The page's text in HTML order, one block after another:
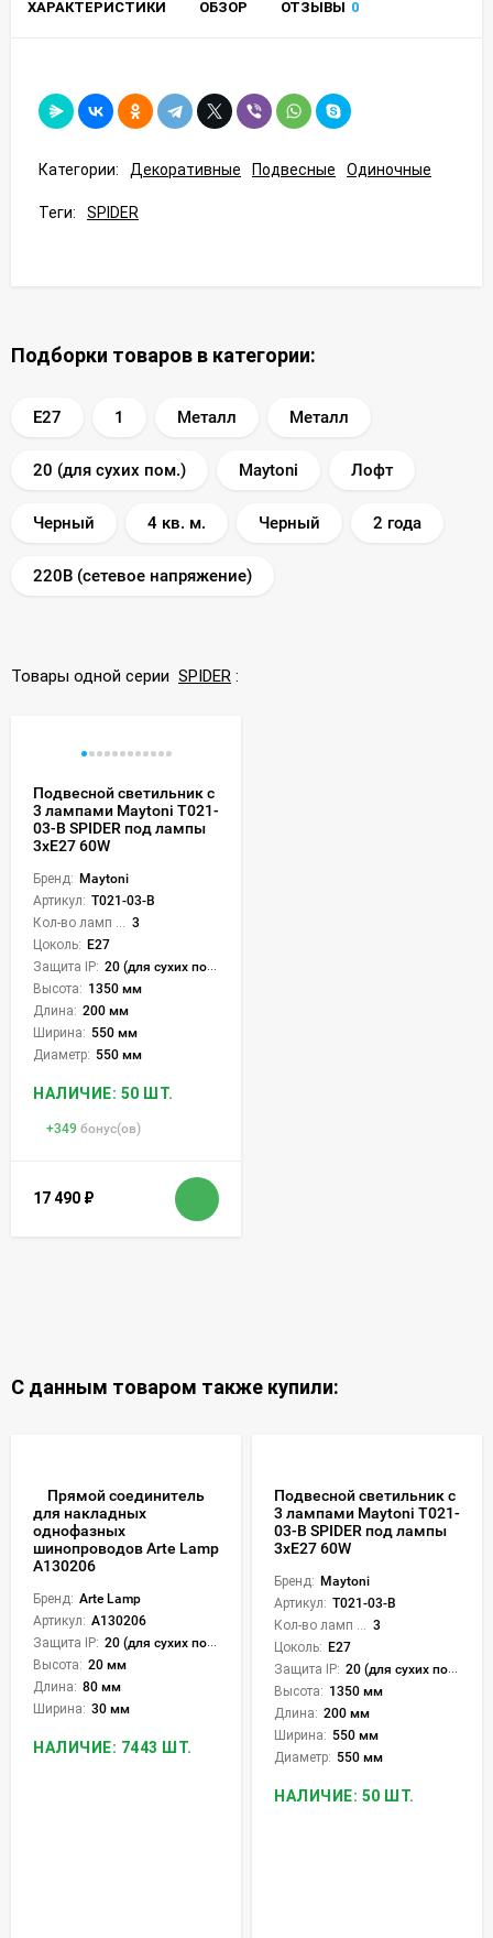
ХАРАКТЕРИСТИКИ ОБЗОР ОТЗЫВЫ 0
Категории: Декоративные Подвесные Одиночные
Теги: SPIDER
Подборки товаров в категории:
E27 1 Металл Металл
20 (для сухих пом.) Maytoni Лофт
Черный 4 кв. м. Черный 2 года
220В (сетевое напряжение)
Товары одной серии SPIDER :
Подвесной светильник с
3 лампами Maytoni T021-
03-B SPIDER под лампы
3xE27 60W
Бренд: Maytoni
Артикул: T021-03-B
3
Цоколь: E27
Защита IP: 20 (для сухих пом.)
Высота: 1350 мм
Длина: 200 мм
Ширина: 550 мм
Диаметр: 550 мм
НАЛИЧИЕ: 50 ШТ.
+349 бонус(ов)
17 490 ₽
С данным товаром также купили:
Прямой соединитель
для накладных
однофазных
шинопроводов Arte Lamp
A130206
Бренд: Arte Lamp
Артикул: A130206
Защита IP: 20 (для сухих пом.)
Высота: 20 мм
Длина: 80 мм
Ширина: 30 мм
НАЛИЧИЕ: 7443 ШТ.
Подвесной светильник с
3 лампами Maytoni T021-
03-B SPIDER под лампы
3xE27 60W
Бренд: Maytoni
Артикул: T021-03-B
3
Цоколь: E27
Защита IP: 20 (для сухих пом.)
Высота: 1350 мм
Длина: 200 мм
Ширина: 550 мм
Диаметр: 550 мм
НАЛИЧИЕ: 50 ШТ.